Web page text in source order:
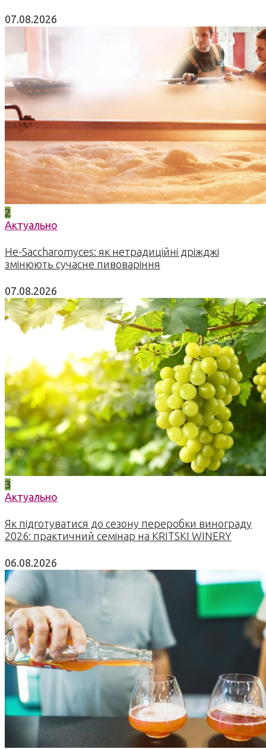
07.08.2026
2
Актуально
Не-Saccharomyces: як нетрадиційні дріжджі
змінюють сучасне пивоваріння
07.08.2026
3
Актуально
Як підготуватися до сезону переробки винограду
2026: практичний семінар на KRITSKI WINERY
06.08.2026